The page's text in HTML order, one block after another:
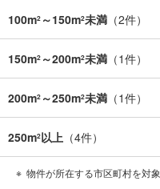
100m2 ～150m2未満 （2件）
150m2 ～200m2未満 （1件）
200m2 ～250m2未満 （1件）
250m2以上 （4件）
物件が所在する市区町村を対